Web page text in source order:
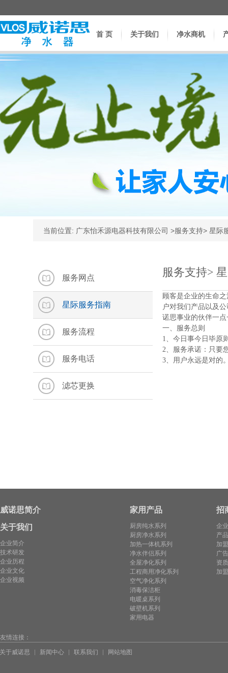
首 页 关于我们 净水商机
当前位置: 广东怡禾源电器科技有限公司 >服务支持> 星际
服务支持>
顾客是企业的生命
户对我们产品以及
诺思事业的伙伴一
一、服务总则
1、今日事今日毕原
2、服务承诺：只要
3、用户永远是对的
服务网点
星际服务指南
服务流程
服务电话
滤芯更换
威诺思简介
关于我们
企业简介
技术研发
企业历程
企业文化
企业视频
家用产品
厨房纯水系列
厨房净水系列
加热一体机系列
净水伴侣系列
全屋净化系列
工程商用净化系列
空气净化系列
消毒保洁柜
电暖桌系列
破壁机系列
家用电器
招
企
产
加
广
资
加
友情连接：
关于威诺思 新闻中心 联系我们 网站地图